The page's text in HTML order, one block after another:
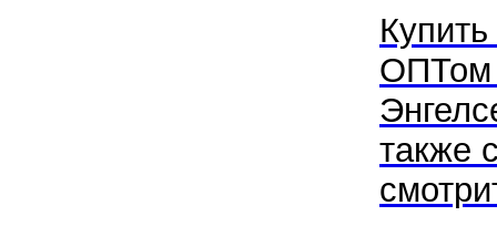
ОПТом
также